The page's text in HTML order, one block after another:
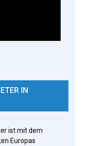
IN
ist mit dem
Europas